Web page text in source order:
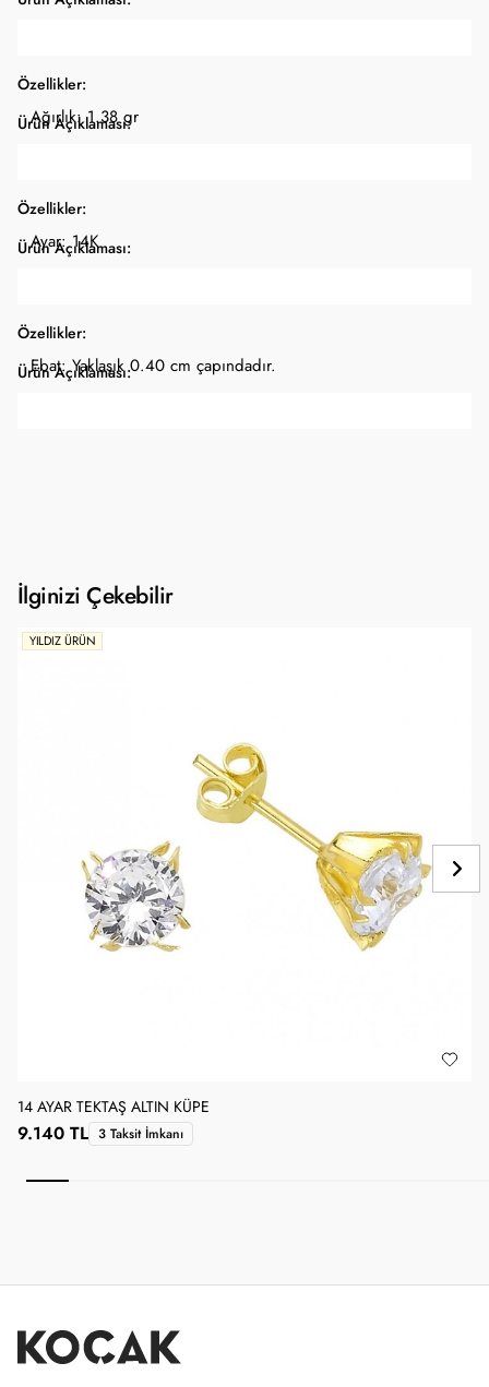
Özellikler:
Ağırlık: 1.38 gr
Ürün Açıklaması:
Özellikler:
Ayar: 14K
Ürün Açıklaması:
Özellikler:
Ebat: Yaklaşık 0.40 cm çapındadır.
Ürün Açıklaması:
İlginizi Çekebilir
YILDIZ ÜRÜN
14 AYAR TEKTAŞ ALTIN KÜPE
9.140 TL 3 Taksit İmkanı